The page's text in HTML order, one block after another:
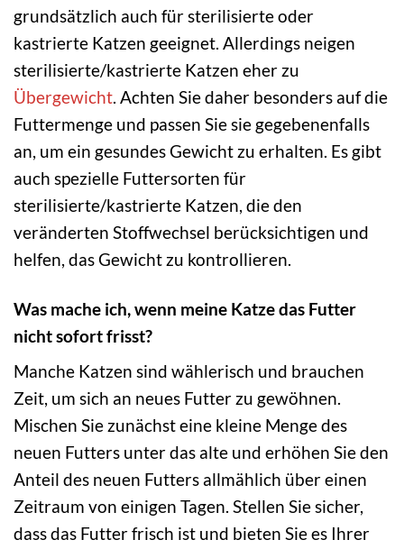
grundsätzlich auch für sterilisierte oder
kastrierte Katzen geeignet. Allerdings neigen
sterilisierte/kastrierte Katzen eher zu
Übergewicht. Achten Sie daher besonders auf die
Futtermenge und passen Sie sie gegebenenfalls
an, um ein gesundes Gewicht zu erhalten. Es gibt
auch spezielle Futtersorten für
sterilisierte/kastrierte Katzen, die den
veränderten Stoffwechsel berücksichtigen und
helfen, das Gewicht zu kontrollieren.
Was mache ich, wenn meine Katze das Futter
nicht sofort frisst?
Manche Katzen sind wählerisch und brauchen
Zeit, um sich an neues Futter zu gewöhnen.
Mischen Sie zunächst eine kleine Menge des
neuen Futters unter das alte und erhöhen Sie den
Anteil des neuen Futters allmählich über einen
Zeitraum von einigen Tagen. Stellen Sie sicher,
dass das Futter frisch ist und bieten Sie es Ihrer